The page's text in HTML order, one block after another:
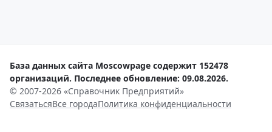
База данных сайта Moscowpage содержит 152478
организаций. Последнее обновление: 09.08.2026.
© 2007-2026 «Справочник Предприятий»
СвязатьсяВсе городаПолитика конфиденциальности